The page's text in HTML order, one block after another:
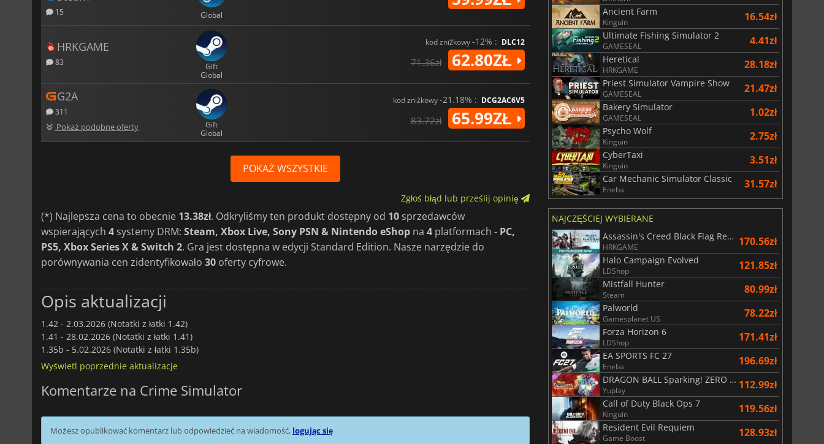
15 Global
HRKGAME
83
Gift
Global
kod zniżkowy-12% : DLC12
71.36zł 62.80ZŁ
G2A
311
Pokaż podobne oferty
Gift
Global
kod zniżkowy-21.18% : DCG2AC6V5
83.72zł 65.99ZŁ
POKAŻ WSZYSTKIE
Zgłoś błąd lub prześlij opinię
(*) Najlepsza cena to obecnie 13.38zł. Odkryliśmy ten produkt dostępny od 10 sprzedawców
wspierających 4 systemy DRM: Steam, Xbox Live, Sony PSN & Nintendo eShop na 4 platformach - PC,
PS5, Xbox Series X & Switch 2. Gra jest dostępna w edycji Standard Edition. Nasze narzędzie do
porównywania cen zidentyfikowało 30 oferty cyfrowe.
Opis aktualizacji
1.42 - 2.03.2026 (Notatki z łatki 1.42)
1.41 - 28.02.2026 (Notatki z łatki 1.41)
1.35b - 5.02.2026 (Notatki z łatki 1.35b)
Wyświetl poprzednie aktualizacje
Komentarze na Crime Simulator
Możesz opublikować komentarz lub odpowiedzieć na wiadomość, logując się
Ancient Farm
Kinguin 16.54zł
Ultimate Fishing Simulator 2
GAMESEAL 4.41zł
Heretical
HRKGAME 28.18zł
Priest Simulator Vampire Show
GAMESEAL 21.47zł
Bakery Simulator
GAMESEAL 1.02zł
Psycho Wolf
Kinguin 2.75zł
CyberTaxi
Kinguin 3.51zł
Car Mechanic Simulator Classic
Eneba 31.57zł
NAJCZĘŚCIEJ WYBIERANE
Assassin's Creed Black Flag Resynced
HRKGAME 170.56zł
Halo Campaign Evolved
LDShop 121.85zł
Mistfall Hunter
Steam 80.99zł
Palworld
Gamesplanet US 78.22zł
Forza Horizon 6
LDShop 171.41zł
EA SPORTS FC 27
Eneba 196.69zł
DRAGON BALL Sparking! ZERO Super Limit Breaking NEO
Yuplay 112.99zł
Call of Duty Black Ops 7
Kinguin 119.56zł
Resident Evil Requiem
Game Boost 128.93zł